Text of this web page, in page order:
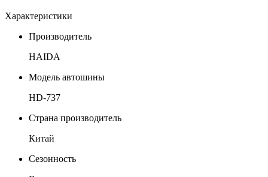
Характеристики
Производитель
HAIDA
Модель автошины
HD-737
Страна производитель
Китай
Сезонность